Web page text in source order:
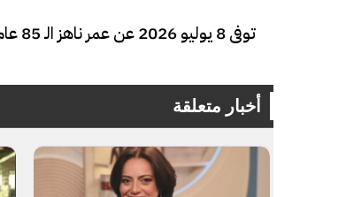
توفى 8 يوليو 2026 عن عمر ناهز الـ 85 عاما.
أخبار متعلقة